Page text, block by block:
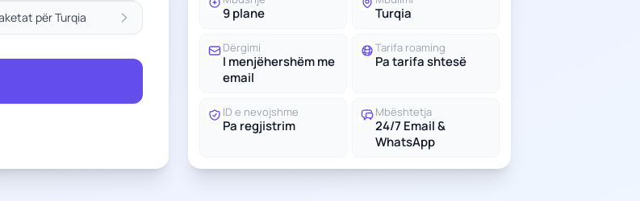
për Turqia 9 plane Turqia
Dërgimi
I menjëhershëm me
email
Tarifa roaming
Pa tarifa shtesë
ID e nevojshme
Pa regjistrim
Mbështetja
24/7 Email &
WhatsApp